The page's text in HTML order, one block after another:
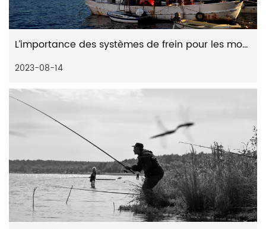
L’importance des systèmes de frein pour les moulinets spinning à distance
2023-08-14